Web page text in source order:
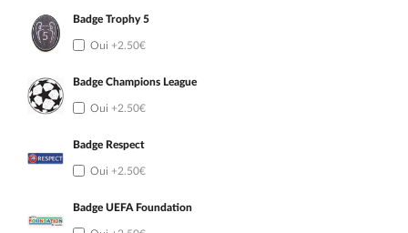
Badge Trophy 5
Oui +2.50€
Badge Champions League
Oui +2.50€
Badge Respect
Oui +2.50€
Badge UEFA Foundation